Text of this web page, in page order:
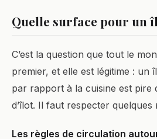
Quelle surface pour un
C’est la question que tout le
premier, et elle est légitime : un
par rapport à la cuisine est pire
d’îlot. Il faut respecter quelques
Les règles de circulation